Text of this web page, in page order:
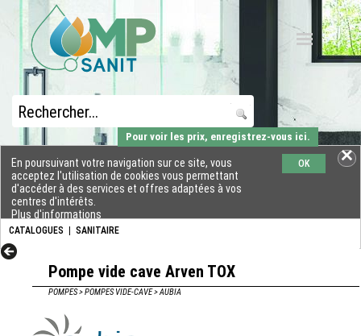
CATALOGUES SANITAIRE
En poursuivant votre navigation sur ce site, vous
acceptez l'utilisation de cookies vous permettant
d'accéder à des services et offres adaptées à vos
centres d'intérêts.
Plus d'informations
OK
Pour voir les prix, enregistrez-vous ici.